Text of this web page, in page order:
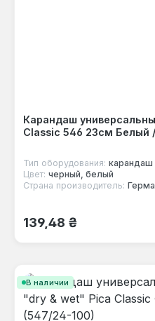
Карандаш
Classic 546 23см Белый
Тип оборудования: карандаш
Цвет: черный, белый
Страна производитель:
Обычная цена:
139,48 ₴
В наличии